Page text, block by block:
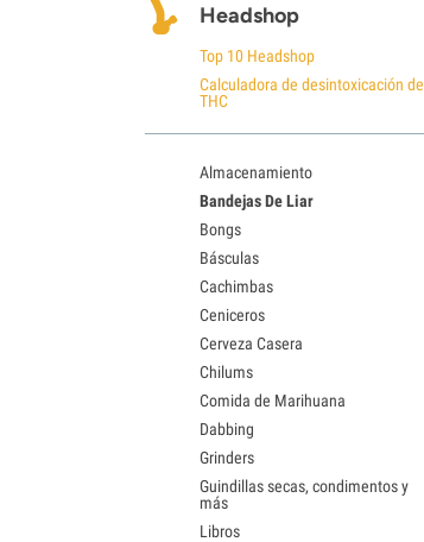
Headshop
Top 10 Headshop
Calculadora de desintoxicación de
THC
Almacenamiento
Bandejas De Liar
Bongs
Básculas
Cachimbas
Ceniceros
Cerveza Casera
Chilums
Comida de Marihuana
Dabbing
Grinders
Guindillas secas, condimentos y
más
Libros